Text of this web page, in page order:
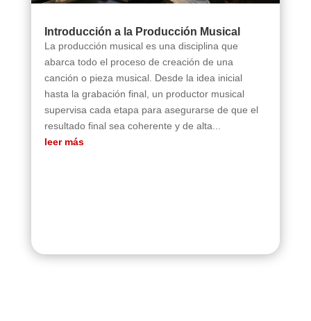
Introducción a la Producción Musical
La producción musical es una disciplina que
abarca todo el proceso de creación de una
canción o pieza musical. Desde la idea inicial
hasta la grabación final, un productor musical
supervisa cada etapa para asegurarse de que el
resultado final sea coherente y de alta...
leer más